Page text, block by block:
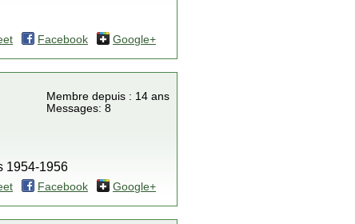
Facebook Google+
Membre depuis : 14 ans
Messages: 8
1954-1956
Facebook Google+